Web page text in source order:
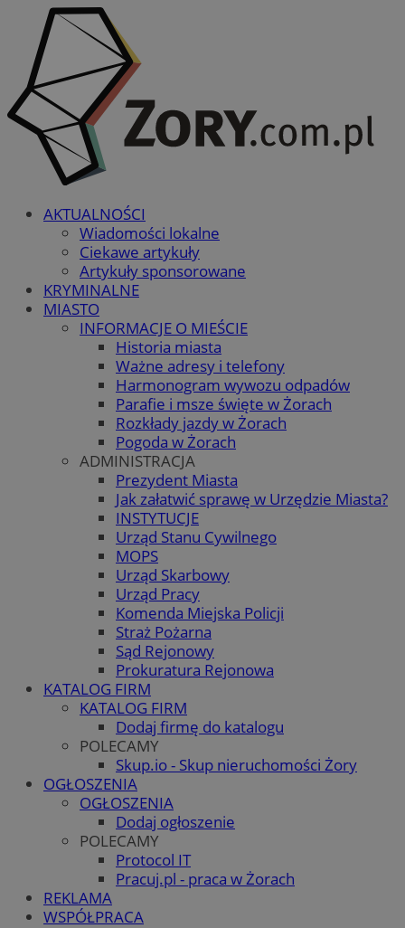
AKTUALNOŚCI
Wiadomości lokalne
Ciekawe artykuły
Artykuły sponsorowane
KRYMINALNE
MIASTO
INFORMACJE O MIEŚCIE
Historia miasta
Ważne adresy i telefony
Harmonogram wywozu odpadów
Parafie i msze święte w Żorach
Rozkłady jazdy w Żorach
Pogoda w Żorach
ADMINISTRACJA
Prezydent Miasta
Jak załatwić sprawę w Urzędzie Miasta?
INSTYTUCJE
Urząd Stanu Cywilnego
MOPS
Urząd Skarbowy
Urząd Pracy
Komenda Miejska Policji
Straż Pożarna
Sąd Rejonowy
Prokuratura Rejonowa
KATALOG FIRM
KATALOG FIRM
Dodaj firmę do katalogu
POLECAMY
Skup.io - Skup nieruchomości Żory
OGŁOSZENIA
OGŁOSZENIA
Dodaj ogłoszenie
POLECAMY
Protocol IT
Pracuj.pl - praca w Żorach
REKLAMA
WSPÓŁPRACA